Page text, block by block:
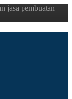
jasa pembuatan